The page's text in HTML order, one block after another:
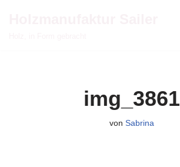
img_3861
von Sabrina